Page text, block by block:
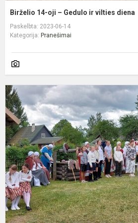
Birželio 14-oji – Gedulo ir vilties diena
Paskelbta: 2023-06-14
Kategorija: Pranešimai